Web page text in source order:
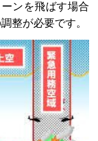
ンを飛ばす場合
整が必要です。